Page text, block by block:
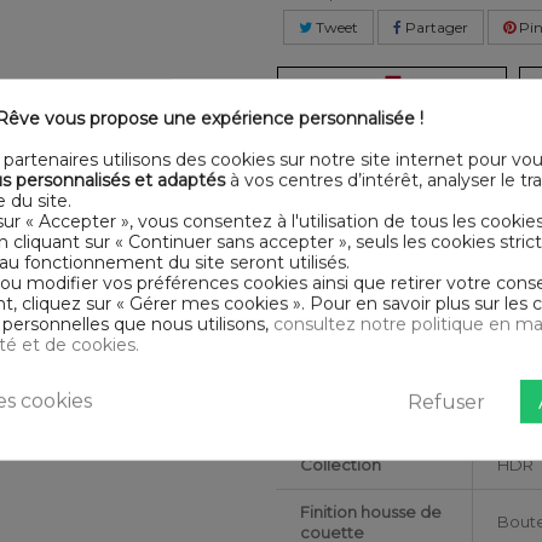
Tweet Partager
-5%
de remise dès 2 articles achetés
sur Housse De Rêve.
et certifiés ne présentent
Certification
Matériaux
Collection HDR
Finition housse de
couette
vous propose une expérience personnalisée !
utilisons des cookies sur notre site internet pour
personnalisés et adaptésà vos centres d’intérêt, analyser le
du site.
« Accepter », vous consentez à l'utilisation de tous les
cliquant sur « Continuer sans accepter », seuls les cookies
fonctionnement du site seront utilisés.
modifier vos préférences cookies ainsi que retirer votre
cliquez sur « Gérer mes cookies ». Pour en savoir plus sur les
que nous utilisons, consultez notre politique en
et de cookies.
Refuser
cookies